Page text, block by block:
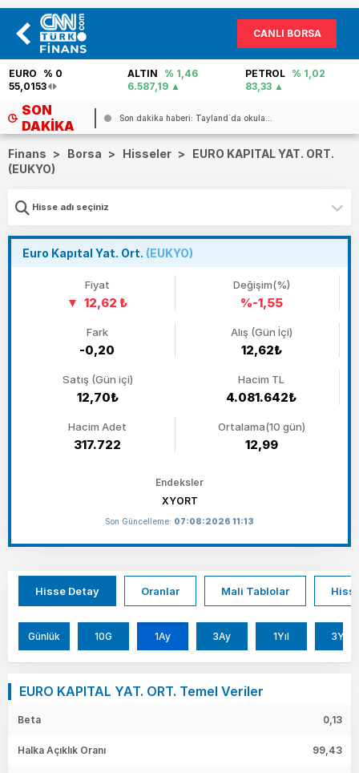
CANLI BORSA
EURO
% 0
55,0153
ALTIN
% 1,46
6.587,19
PETROL % 1,02
83,33
SON
DAKIKA
Son dakika haberi: Tayland`da okula...
Finans > Borsa > Hisseler >
EURO KAPITAL YAT. ORT.
(EUKYO)
Euro Kapıtal Yat. Ort. (EUKYO)
Fiyat
12,62 ₺
Değişim(%)
%-1,55
Fark
-0,20
Alış (Gün İçi)
12,62₺
Satış (Gün içi)
12,70₺
Hacim TL
4.081.642₺
Hacim Adet
317.722
Ortalama(10 gün)
12,99
Endeksler
XYORT
Son Güncelleme: 07:08:2026 11:13
Hisse Detay Oranlar Mali Tablolar
Günlük 10G 1Ay 3Ay 1Yıl 3Yıl
EURO KAPITAL YAT. ORT. Temel Veriler
Beta 0,13
Halka Açıklık Oranı 99,43